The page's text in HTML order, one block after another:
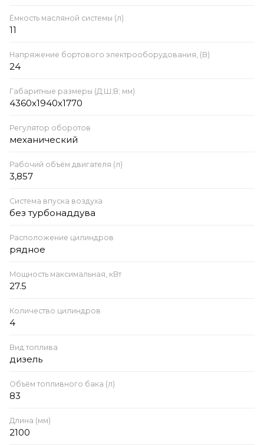
Ёмкость масляной системы (л)
11
Напряжение бортового электрооборудования, (В)
24
Габаритные размеры (Д;Ш;В; мм)
4360x1940x1770
Регулятор оборотов
механический
Рабочий объём двигателя (л)
3,857
Система впуска воздуха
без турбонаддува
Расположение цилиндров
рядное
Мощность максимальная, кВт
27.5
Количество цилиндров
4
Вид топлива
дизель
Объём топливного бака (л)
83
Длина (мм)
2100